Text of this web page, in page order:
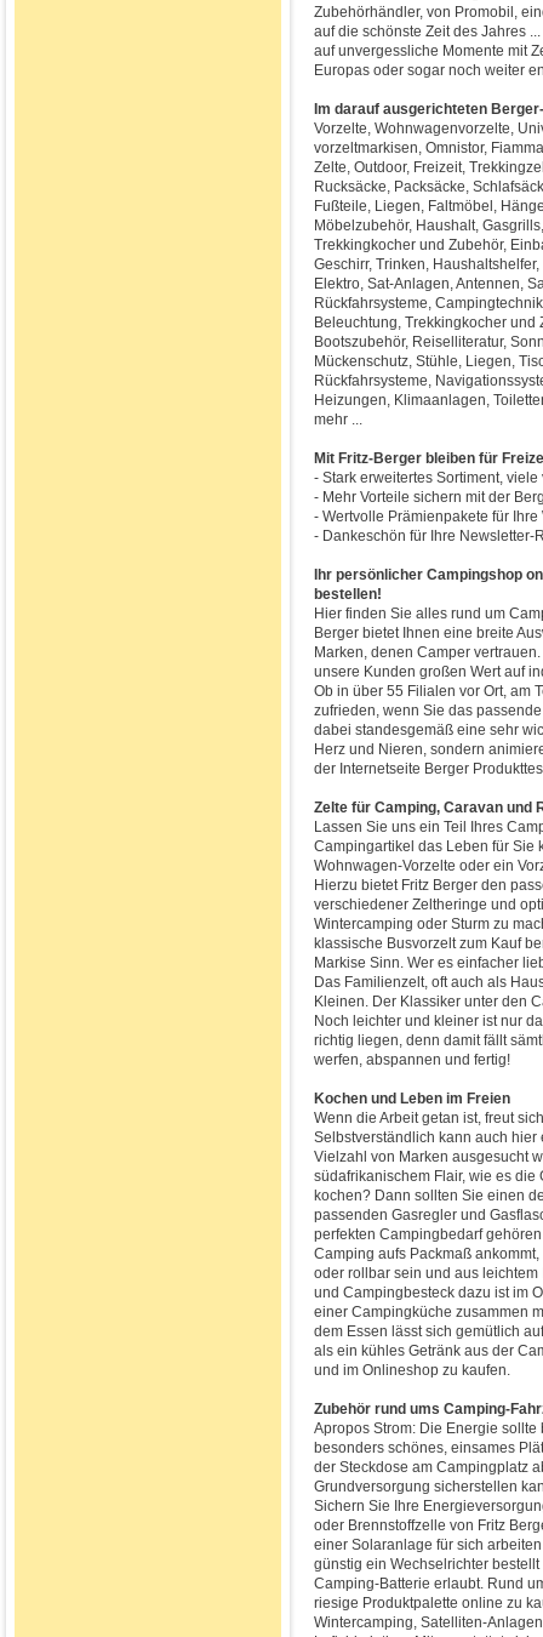
Zubehörhändler, von Promobil,
auf die schönste Zeit des Jahres ...
auf unvergessliche Momente mit
Europas oder sogar noch weiter
Im darauf ausgerichteten
Vorzelte, Wohnwagenvorzelte,
vorzeltmarkisen, Omnistor,
Zelte, Outdoor, Freizeit,
Rucksäcke, Packsäcke,
Fußteile, Liegen, Faltmöbel,
Möbelzubehör, Haushalt,
Trekkingkocher und Zubehör,
Geschirr, Trinken,
Elektro, Sat-Anlagen, Antennen,
Rückfahrsysteme,
Beleuchtung, Trekkingkocher und
Bootszubehör, Reiselliteratur,
Mückenschutz, Stühle, Liegen,
Rückfahrsysteme,
Heizungen, Klimaanlagen,
mehr ...
Mit Fritz-Berger bleiben für
- Stark erweitertes Sortiment,
- Mehr Vorteile sichern mit der
- Wertvolle Prämienpakete für
- Dankeschön für Ihre Newsletter-
Ihr persönlicher Campingshop
bestellen!
Hier finden Sie alles rund um
Berger bietet Ihnen eine breite
Marken, denen Camper
unsere Kunden großen Wert auf
Ob in über 55 Filialen vor Ort, am
zufrieden, wenn Sie das
dabei standesgemäß eine sehr
Herz und Nieren, sondern
der Internetseite Berger
Zelte für Camping, Caravan und
Lassen Sie uns ein Teil Ihres
Campingartikel das Leben für Sie
Wohnwagen-Vorzelte oder ein
Hierzu bietet Fritz Berger den
verschiedener Zeltheringe und
Wintercamping oder Sturm zu
klassische Busvorzelt zum Kauf
Markise Sinn. Wer es einfacher
Das Familienzelt, oft auch als
Kleinen. Der Klassiker unter den
Noch leichter und kleiner ist nur
richtig liegen, denn damit fällt
werfen, abspannen und fertig!
Kochen und Leben im Freien
Wenn die Arbeit getan ist, freut
Selbstverständlich kann auch
Vielzahl von Marken ausgesucht
südafrikanischem Flair, wie es
kochen? Dann sollten Sie einen
passenden Gasregler und
perfekten Campingbedarf
Camping aufs Packmaß
oder rollbar sein und aus
und Campingbesteck dazu ist im
einer Campingküche zusammen
dem Essen lässt sich gemütlich
als ein kühles Getränk aus der
und im Onlineshop zu kaufen.
Zubehör rund ums Camping-
Apropos Strom: Die Energie
besonders schönes, einsames
der Steckdose am Campingplatz
Grundversorgung sicherstellen
Sichern Sie Ihre
oder Brennstoffzelle von Fritz
einer Solaranlage für sich
günstig ein Wechselrichter
Camping-Batterie erlaubt. Rund
riesige Produktpalette online zu
Wintercamping, Satelliten-